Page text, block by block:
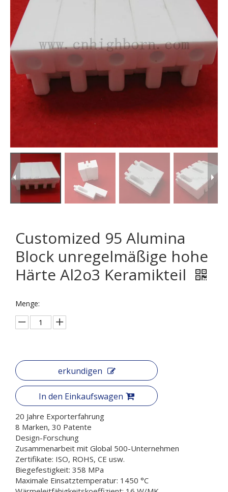
Customized 95 Alumina
Block unregelmäßige hohe
Härte Al2o3 Keramikteil
Menge:
erkundigen
In den Einkaufswagen
20 Jahre Exporterfahrung
8 Marken, 30 Patente
Design-Forschung
Zusammenarbeit mit Global 500-Unternehmen
Zertifikate: ISO, ROHS, CE usw.
Biegefestigkeit: 358 MPa
Maximale Einsatztemperatur: 1450 °C